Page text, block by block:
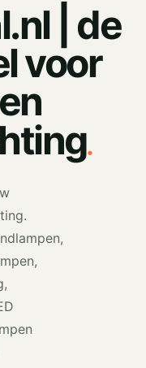
| de
voor
.